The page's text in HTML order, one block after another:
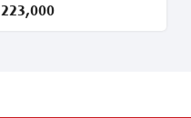
223,000 ₫